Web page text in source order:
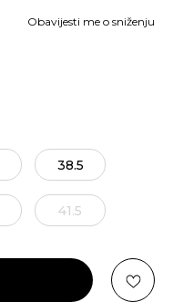
Obavijesti me o sniženju
38.5
41.5